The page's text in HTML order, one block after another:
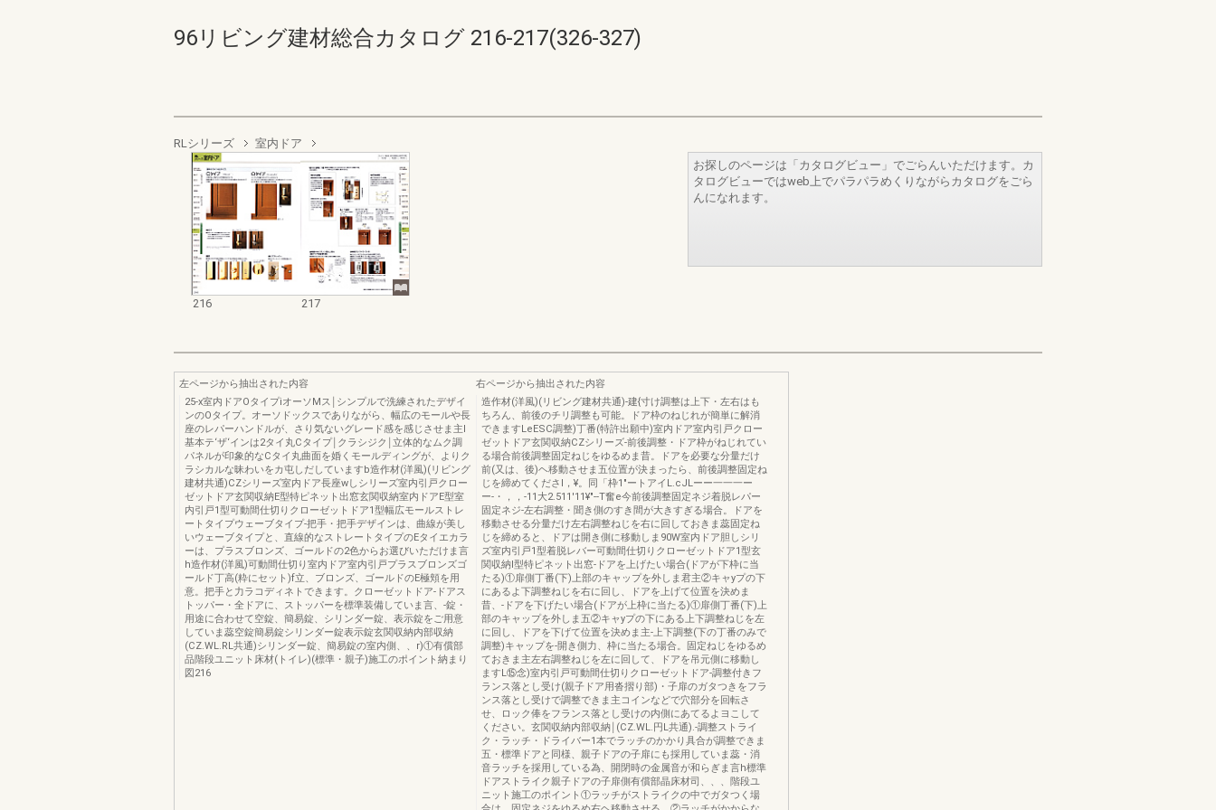
96リビング建材総合カタログ 216-217(326-327)
RLシリーズ 室内ドア
216 217
お探しのページは「カタログビュー」でごらんいただけます。カ
タログビューではweb上でパラパラめくりながらカタログをごら
んになれます。
左ページから抽出された内容
25-x室内ドアOタイプiオーソMス￨シンプルで洗練されたデザイ
ンのOタイプ。オーソドックスでありながら、幅広のモールや長
座のレパーハンドルが、さり気ないグレード感を感じさせま主l
基本テ‘ザ‘インは2タイ丸Cタイプ￨クラシジク￨立体的なムク調
パネルが印象的なCタイ丸曲面を婚くモールディングが、よりク
ラシカルな昧わいをカ屯しだしていますb造作材(洋風)(リビング
建材共通)CZシリーズ室内ドア長座wしシリーズ室内引戸クロー
ゼットドア玄関収納E型特ピネット出窓玄関収納室内ドアE型室
内引戸1型可動間仕切りクローゼットドア1型幅広モールストレ
ートタイプウェーブタイプ-把手・把手デザインは、曲線が美し
いウェーブタイプと、直線的なストレートタイプのEタイエカラ
ーは、プラスブロンズ、ゴールドの2色からお選びいただけま言
h造作材(洋風)可動間仕切り室内ドア室内引戸プラスブロンズゴ
ールド丁高(粋にセット)f立、ブロンズ、ゴールドのE極頬を用
意。把手と力ラコディネトできます。クローゼットドア-ドアス
トッパー・全ドアに、ストッパーを標準装備していま言、-錠・
用途に合わせて空錠、簡易錠、シリンダー錠、表示錠をご用意
していま蕊空錠簡易錠シリンダー錠表示錠玄関収納内部収納
(CZ.WL.RL共通)シリンダー錠、簡易錠の室内側、、r)①有償部
品階段ユニット床材(トイレ)(標準・親子)施工のポイント納まり
図216
右ページから抽出された内容
造作材(洋風)(リビング建材共通)-建{寸け調整は上下・左右はも
ちろん、前後のチリ調整も可能。ドア枠のねじれが簡単に解消
できますLeESC調整)丁番(特許出願中)室内ドア室内引戸クロー
ゼットドア玄関収納CZシリーズ-前後調整・ドア枠がねじれてい
る場合前後調整固定ねじをゆるめま昔。ドアを必要な分量だけ
前(又は、後)ヘ移動させま五位置が決まったら、前後調整固定ね
じを締めてくださl，¥。同「枠1"ートアイL.cJLーー一一一ー
ー-・，，-11大2.511'11¥"--T奮e今前後調整固定ネジ着脱レパー
固定ネジ-左右調整・聞き側のすき間が大きすぎる場合。ドアを
移動させる分量だけ左右調整ねじを右に回しておきま蕊固定ね
じを締めると、ドアは開き側に移動しま90W室内ドア胆しシリ
ズ室内引戸1型着脱レバー可動間仕切りクローゼットドア1型玄
関収納I型特ピネット出窓-ドアを上げたい場合(ドアが下枠に当
たる)①扉側丁番(下)上部のキャップを外しま君主②キャyプの下
にあるよ下調整ねじを右に回し、ドアを上げて位置を決めま
昔、-ドアを下げたい場合(ドアが上枠に当たる)①扉側丁番(下)上
部のキャップを外しま五②キャyプの下にある上下調整ねじを左
に回し、ドアを下げて位置を決めま主-上下調整(下の丁番のみで
調整)キャップを-開き側力、枠に当たる場合。固定ねじをゆるめ
ておきま主左右調整ねじを左に回して、ドアを吊元側に移動し
ますL⑮念)室内引戸可動間仕切りクローゼットドア-調整付きフ
ランス落とし受け(親子ドア用沓摺り部)・子扉のガタつきをフラ
ンス落とし受けで調整できま主コインなどで穴部分を回転さ
せ、ロック俸をフランス落とし受けの内側にあてるよヨこして
ください。玄関収納内部収納￨(CZ.WL.円L共通).-調整ストライ
ク・ラッチ・ドライバー1本でラッチのかかり具合が調整できま
五・標準ドアと同様、親子ドアの子扉にも採用していま蕊・消
音ラッチを採用している為、開閉時の金属音が和らぎま言h標準
ドアストライク親子ドアの子扉側有償部晶床材司、、、階段ユ
ニット施工のポイント①ラッチがストライクの中でガタつく場